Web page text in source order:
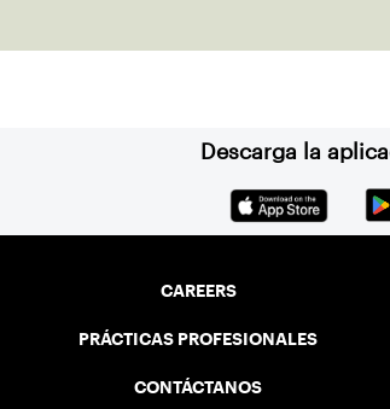
Descarga la
CAREERS
PRÁCTICAS PROFESIONALES
CONTÁCTANOS